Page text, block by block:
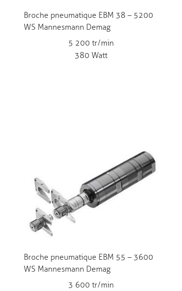
Broche pneumatique EBM 38 – 5200
WS Mannesmann Demag
5 200 tr/min
380 Watt
Broche pneumatique EBM 55 – 3600
WS Mannesmann Demag
3 600 tr/min